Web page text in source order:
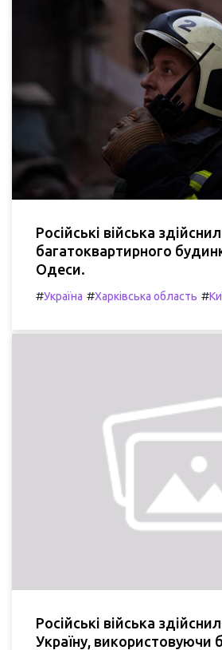
Російські війська
багатоквартирного
Одеси.
#Україна #Харківська область #
Російські війська
Україну, використовуючи